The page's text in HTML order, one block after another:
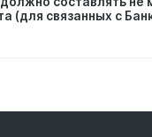
(для связанных с